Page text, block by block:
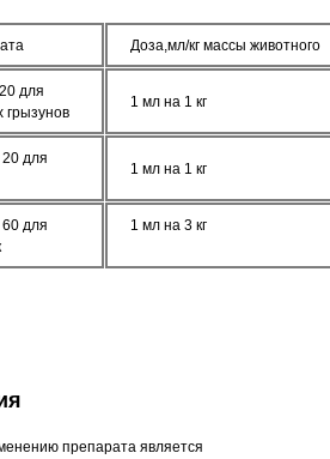
Доза,мл/кг массы животного
для
грызунов
1 мл на 1 кг
для
1 мл на 1 кг
для
1 мл на 3 кг
препарата является